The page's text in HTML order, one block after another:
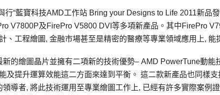
行“藍寶科技AMD工作站 Bring your Designs to Life 2011新品
V7800P及FirePro V5800 DVI等多項新產品。其中FirePro
、工程繪圖, 金融市場甚至是精密的醫療等專業領域應用上, 能
的繪圖晶片並擁有二項新的技術優勢– AMD PowerTune動能
及提升運算效能這二方面來達到平衡。 這二款新產品也同樣
導者, 將此技術運用至專業繪圖工作上, 已經有許多實際案例